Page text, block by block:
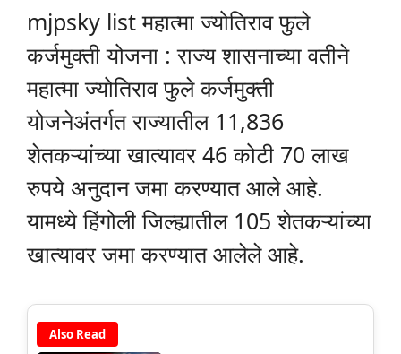
mjpsky list महात्मा ज्योतिराव फुले
कर्जमुक्ती योजना : राज्य शासनाच्या वतीने
महात्मा ज्योतिराव फुले कर्जमुक्ती
योजनेअंतर्गत राज्यातील 11,836
शेतकऱ्यांच्या खात्यावर 46 कोटी 70 लाख
रुपये अनुदान जमा करण्यात आले आहे.
यामध्ये हिंगोली जिल्ह्यातील 105 शेतकऱ्यांच्या
खात्यावर जमा करण्यात आलेले आहे.
Also Read